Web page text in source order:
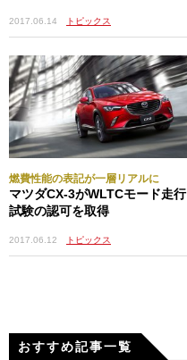
2017.06.14 トピックス
燃費性能の表記が一層リアルに
マツダCX-3がWLTCモード走行
試験の認可を取得
2017.06.12 トピックス
おすすめ記事一覧